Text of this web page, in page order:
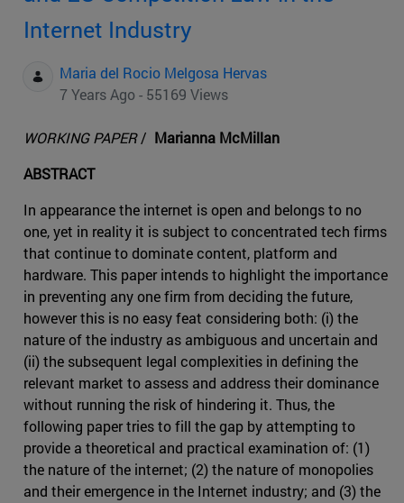
Internet Industry
Maria del Rocio Melgosa Hervas
7 Years Ago - 55169 Views
WORKING PAPER/ Marianna McMillan
ABSTRACT
In appearance the internet is open and belongs to no
one, yet in reality it is subject to concentrated tech firms
that continue to dominate content, platform and
hardware. This paper intends to highlight the importance
in preventing any one firm from deciding the future,
however this is no easy feat considering both: (i) the
nature of the industry as ambiguous and uncertain and
(ii) the subsequent legal complexities in defining the
relevant market to assess and address their dominance
without running the risk of hindering it. Thus, the
following paper tries to fill the gap by attempting to
provide a theoretical and practical examination of: (1)
the nature of the internet; (2) the nature of monopolies
and their emergence in the Internet industry; and (3) the